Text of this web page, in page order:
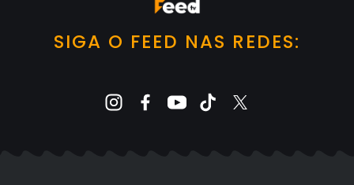
SIGA O FEED NAS REDES: